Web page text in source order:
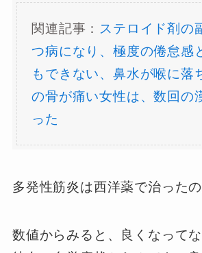
関連記事： ステロイド剤の
つ病になり、極度の倦怠感
もできない、鼻水が喉に落
の骨が痛い女性は、数回の
った
多発性筋炎は西洋薬で治ったの
数値からみると、良くなってな